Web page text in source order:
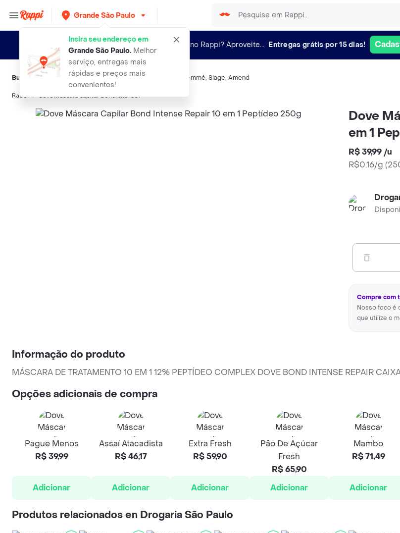
Grande São Paulo
Insira seu endereço em
Grande São Paulo.Melhor
serviço, entregas mais
rápidas e preços mais
convenientes!
Novo no Rappi? Aproveite... Entregas grátis por 15 dias!
Buscas relacionadas:Reparação e tratamento TRESemmé, Siage, Amend
Rappi dove mascara capilar bond intense r
Dove
em 1
R$ 39,99 /u
R$0.16/g (
Compre com
Nosso foco é
que utilize o
Informação do produto
MÁSCARA DE TRATAMENTO 10 EM 1 12% PEPTÍDEO COMPLEX DOVE BOND INTENSE REPAIR
Opções adicionais de compra
Pague Menos
R$ 39,99
Adicionar
Assaí Atacadista
R$ 46,17
Adicionar
Extra Fresh
R$ 59,90
Adicionar
Pão De Açúcar
Fresh
R$ 65,90
Adicionar
Mambo
R$ 71,49
Adicionar
Produtos relacionados en Drogaria São Paulo